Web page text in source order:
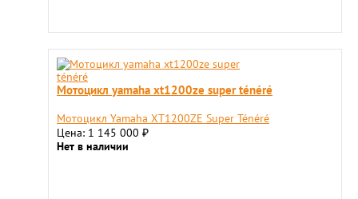
Мотоцикл yamaha xt1200ze super ténéré
Мотоцикл Yamaha XT1200ZE Super Ténéré
Цена: 1 145 000 ₽
Нет в наличии